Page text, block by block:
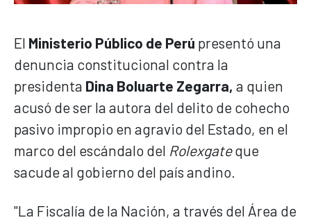
El Ministerio Público de Perú presentó una
denuncia constitucional contra la
presidenta Dina Boluarte Zegarra, a quien
acusó de ser la autora del delito de cohecho
pasivo impropio en agravio del Estado, en el
marco del escándalo del Rolexgateque
sacude al gobierno del país andino.
"La Fiscalía de la Nación, a través del Área de